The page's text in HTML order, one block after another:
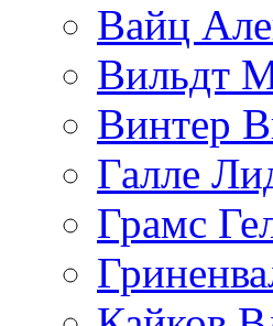
Вайц
Вильдт
Винтер
Галле
Грамс